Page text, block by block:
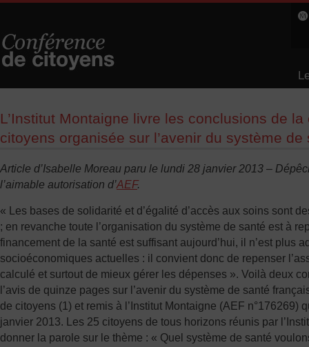
L’Institut Montaigne livre les conclusions de
citoyens organisée sur l’avenir du système de
Article d’Isabelle Moreau paru le lundi 28 janvier 2013 –
l’aimable autorisation d’AEF.
« Les bases de solidarité et d’égalité d’accès aux soins sont
; en revanche toute l’organisation du système de santé est à
financement de la santé est suffisant aujourd’hui, il n’est plus
socioéconomiques actuelles : il convient donc de repenser
calculé et surtout de mieux gérer les dépenses ». Voilà deux
l’avis de quinze pages sur l’avenir du système de santé
de citoyens (1) et remis à l’Institut Montaigne (AEF n°176269)
janvier 2013. Les 25 citoyens de tous horizons réunis par
donner la parole sur le thème : « Quel système de santé